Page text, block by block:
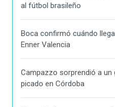
al fútbol brasileño
Boca confirmó cuándo
Enner Valencia
Campazzo sorprendió a un
picado en Córdoba